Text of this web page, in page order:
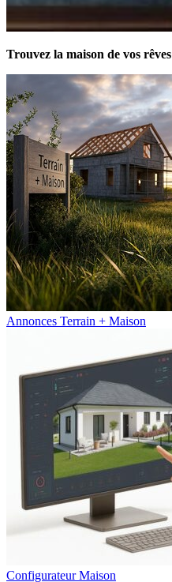
Trouvez la maison de vos rêves
Annonces Terrain + Maison
Configurateur Maison